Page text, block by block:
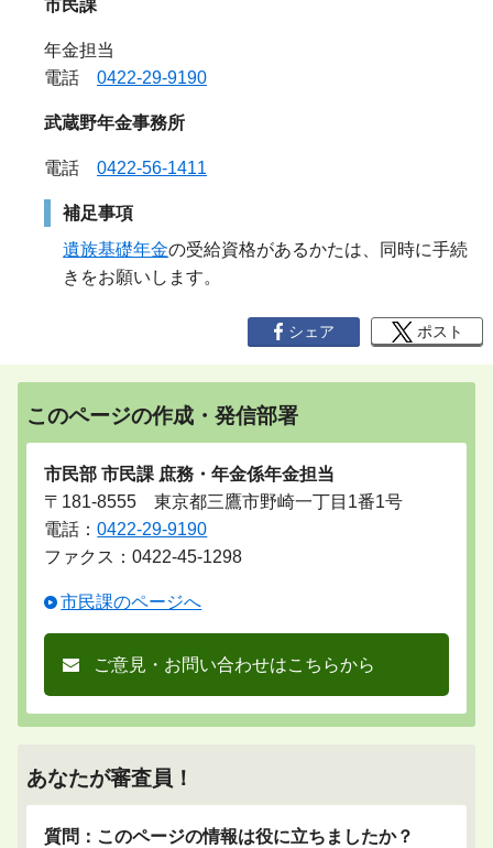
市民課
年金担当
電話 0422-29-9190
武蔵野年金事務所
電話 0422-56-1411
補足事項
遺族基礎年金の受給資格があるかたは、同時に手続
きをお願いします。
シェア ポスト
このページの作成・発信部署
市民部 市民課 庶務・年金係年金担当
〒181-8555 東京都三鷹市野崎一丁目1番1号
電話：0422-29-9190
ファクス：0422-45-1298
市民課のページへ
ご意見・お問い合わせはこちらから
あなたが審査員！
質問：このページの情報は役に立ちましたか？